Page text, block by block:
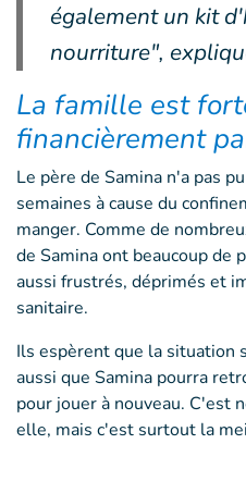
également un kit
nourriture",
La famille est
financièrement
Le père de Samina n'a pas
semaines à cause du
manger. Comme de
de Samina ont beaucoup de
aussi frustrés, déprimés et
sanitaire.
Ils espèrent que la situation
aussi que Samina pourra
pour jouer à nouveau. C'est
elle, mais c'est surtout la